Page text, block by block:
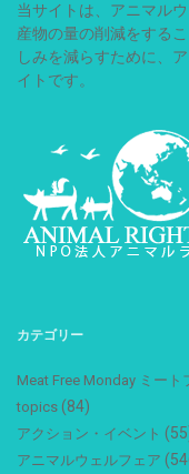
当サイトは、アニマル
産物の量の削減をする
しみを減らすために、
イトです。
カテゴリー
Meat Free Monday ミート
topics (84)
アクション・イベント
アニマルウェルフェア